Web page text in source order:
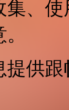
、
提供